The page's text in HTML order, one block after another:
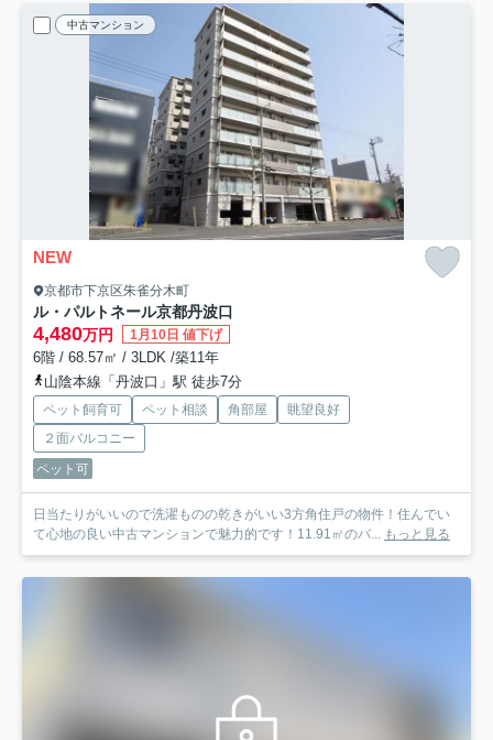
中古マンション
NEW
京都市下京区朱雀分木町
ル・パルトネール京都丹波口
4,480万円 1月10日 値下げ
6階 / 68.57㎡ / 3LDK /築11年
山陰本線「丹波口」駅 徒歩7分
ペット飼育可 ペット相談 角部屋
眺望良好
２面バルコニー
ペット可
日当たりがいいので洗濯ものの乾きがいい3方角住戸の物件！住んでい
て心地の良い中古マンションで魅力的です！11.91㎡のバ... もっと見る